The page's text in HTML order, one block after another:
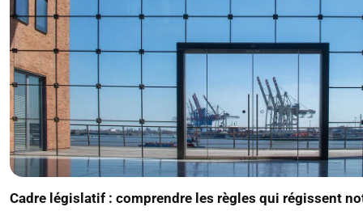
Cadre législatif : comprendre les règles qui régissent